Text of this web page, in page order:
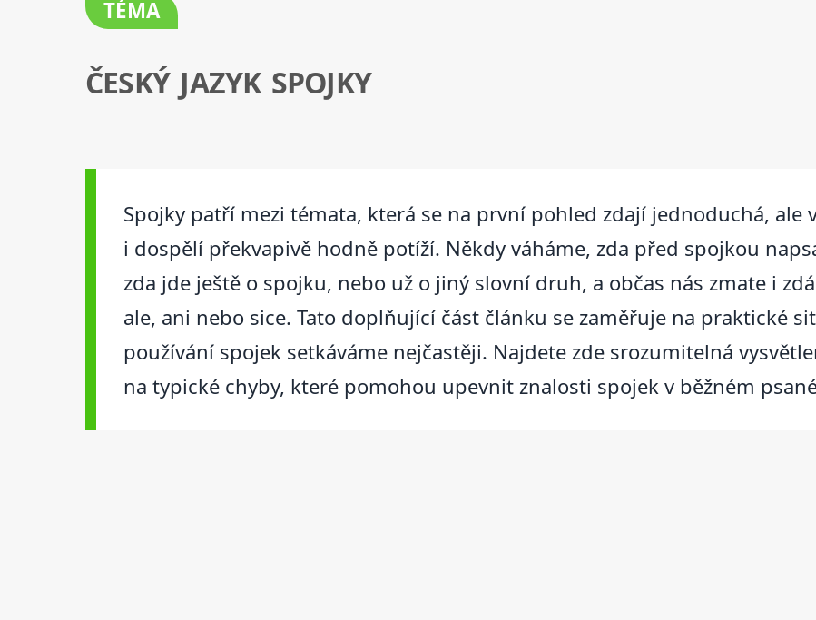
TÉMA
ČESKÝ JAZYK SPOJKY
Spojky patří mezi témata, která se na první pohled zdají jednoduchá, ale
i dospělí překvapivě hodně potíží. Někdy váháme, zda před spojkou
zda jde ještě o spojku, nebo už o jiný slovní druh, a občas nás zmate i
ale, ani nebo sice. Tato doplňující část článku se zaměřuje na praktické
používání spojek setkáváme nejčastěji. Najdete zde srozumitelná
na typické chyby, které pomohou upevnit znalosti spojek v běžném